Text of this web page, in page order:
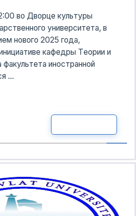
во Дворце культуры
университета, в
нового 2025 года,
кафедры Tеории и
иностранной
...